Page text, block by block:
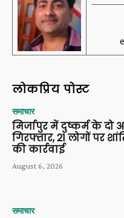
लोकप्रिय पोस्ट
समाचार
मिर्जापुर में दुष्कर्म के दो
गिरफ्तार, 21 लोगों पर
की कार्रवाई
August 6, 2026
समाचार